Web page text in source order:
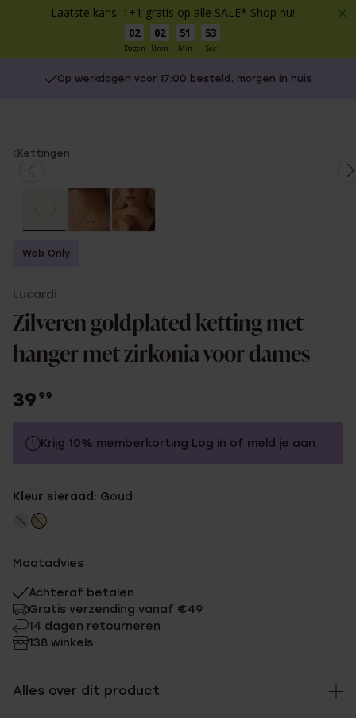
Laatste kans: 1+1 gratis op alle SALE* Shop nu!
02
Dagen
02
Uren
51
Min
53
Sec
Op werkdagen voor 17:00 besteld, morgen in huis
You
Kettingen
Web Only
Lucardi
Zilveren goldplated ketting met
hanger met zirkonia voor dames
39 99
Krijg 10% memberkorting Log in of meld je aan
Zonder memberkorting
Kleur sieraad: Goud
Maatadvies
Achteraf betalen
Gratis verzending vanaf €49
14 dagen retourneren
138 winkels
Alles over dit product